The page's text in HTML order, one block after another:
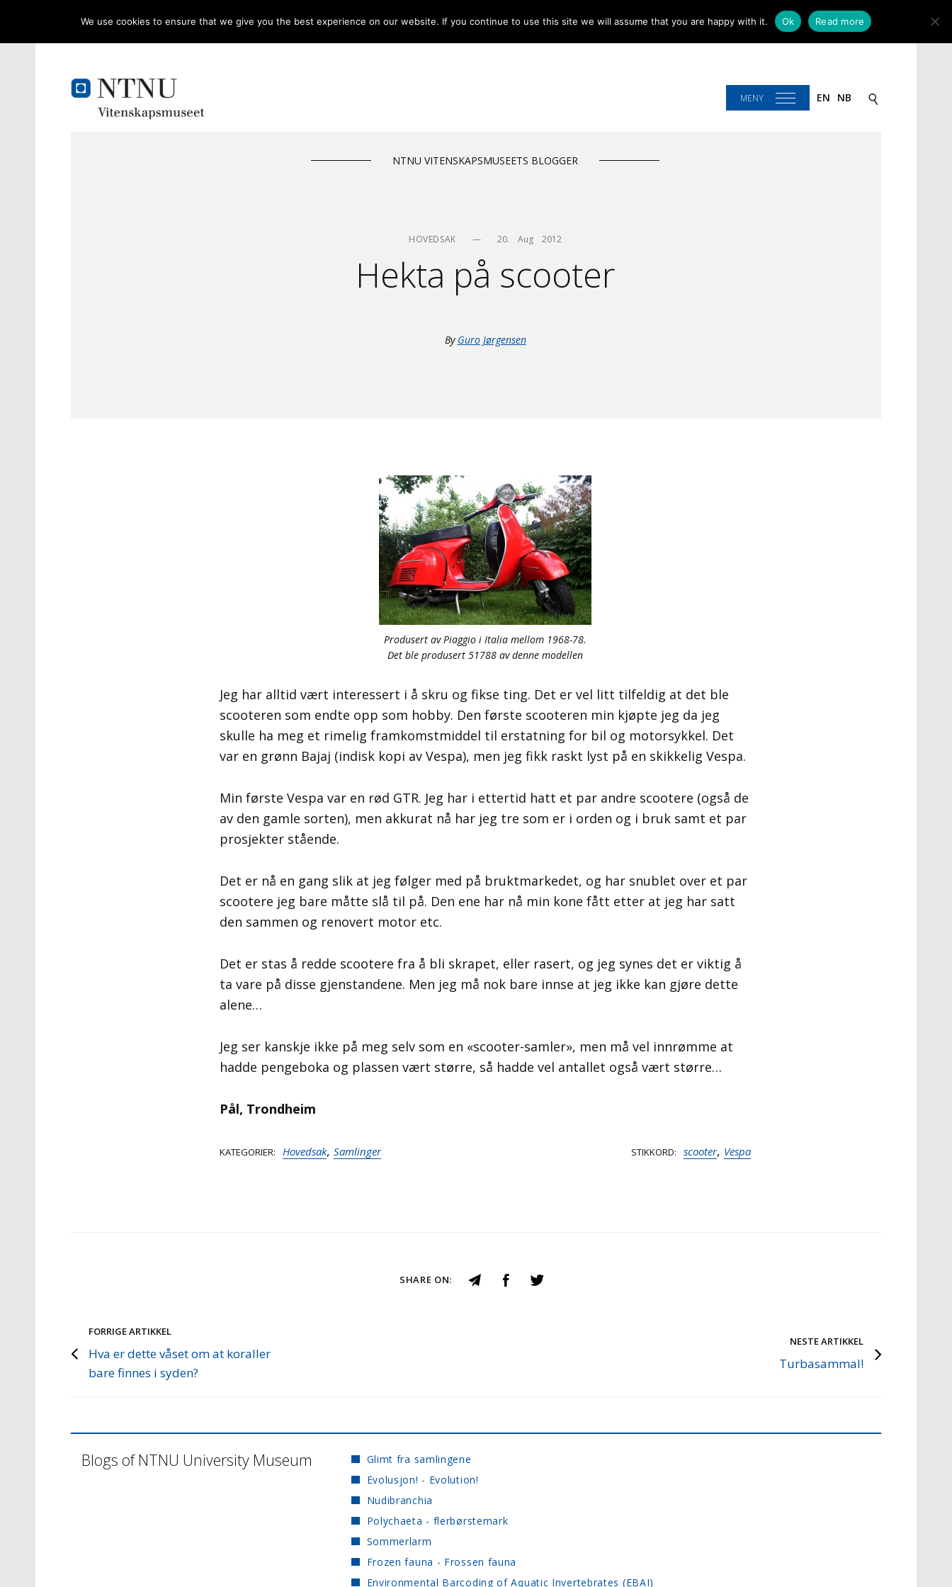
MENY EN NB
NTNU VITENSKAPSMUSEETS BLOGGER
HOVEDSAK — 20.    Aug    2012
Hekta på scooter
By Guro Jørgensen
Produsert av Piaggio i Italia mellom 1968-78.
Det ble produsert 51788 av denne modellen
Jeg har alltid vært interessert i å skru og fikse ting. Det er vel litt tilfeldig at det ble
scooteren som endte opp som hobby. Den første scooteren min kjøpte jeg da jeg
skulle ha meg et rimelig framkomstmiddel til erstatning for bil og motorsykkel. Det
var en grønn Bajaj (indisk kopi av Vespa), men jeg fikk raskt lyst på en skikkelig Vespa.
Min første Vespa var en rød GTR. Jeg har i ettertid hatt et par andre scootere (også de
av den gamle sorten), men akkurat nå har jeg tre som er i orden og i bruk samt et par
prosjekter stående.
Det er nå en gang slik at jeg følger med på bruktmarkedet, og har snublet over et par
scootere jeg bare måtte slå til på. Den ene har nå min kone fått etter at jeg har satt
den sammen og renovert motor etc.
Det er stas å redde scootere fra å bli skrapet, eller rasert, og jeg synes det er viktig å
ta vare på disse gjenstandene. Men jeg må nok bare innse at jeg ikke kan gjøre dette
alene…
Jeg ser kanskje ikke på meg selv som en «scooter-samler», men må vel innrømme at
hadde pengeboka og plassen vært større, så hadde vel antallet også vært større…
Pål, Trondheim
KATEGORIER Hovedsak, Samlinger STIKKORD scooter, Vespa
SHARE ON:
FORRIGE ARTIKKEL
Hva er dette våset om at koraller
bare finnes i syden?
NESTE ARTIKKEL
Turbasammal!
Blogs of NTNU University Museum
Glimt fra samlingene
Evolusjon! - Evolution!
Nudibranchia
Polychaeta - flerbørstemark
Sommerlarm
Frozen fauna - Frossen fauna
Environmental Barcoding of Aquatic Invertebrates (EBAI)
We use cookies to ensure that we give you the best experience on our website. If you continue to use this site we will assume that you are happy with it. Ok Read more